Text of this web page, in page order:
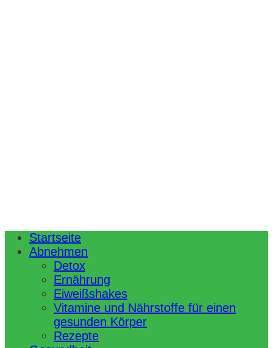
Startseite
Abnehmen
Detox
Ernährung
Eiweißshakes
Vitamine und Nährstoffe für einen
gesunden Körper
Rezepte